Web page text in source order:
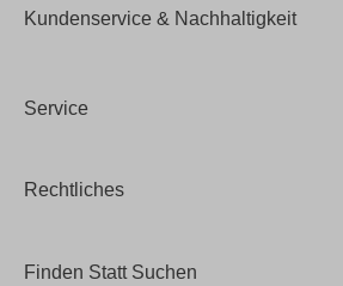
Kundenservice & Nachhaltigkeit
Service
Rechtliches
Finden Statt Suchen